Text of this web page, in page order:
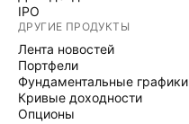
IPO
ДРУГИЕ ПРОДУКТЫ
Лента новостей
Портфели
Фундаментальные графики
Кривые доходности
Опционы